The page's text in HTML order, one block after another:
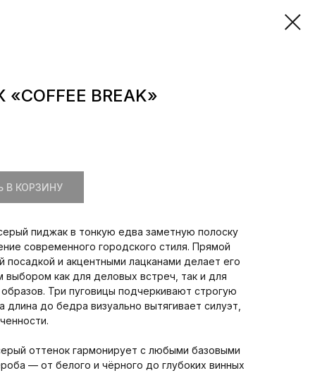
BREAK»
В КОРЗИНУ
пиджак в тонкую едва заметную полоску
современного городского стиля. Прямой
посадкой и акцентными лацканами делает его
выбором как для деловых встреч, так и для
Три пуговицы подчеркивают строгую
длина до бедра визуально вытягивает силуэт,
оттенок гармонирует с любыми базовыми
— от белого и чёрного до глубоких винных